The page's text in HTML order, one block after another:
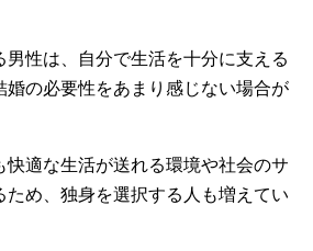
性は、自分で生活を十分に支える
婚の必要性をあまり感じない場合が
快適な生活が送れる環境や社会のサ
ため、独身を選択する人も増えてい